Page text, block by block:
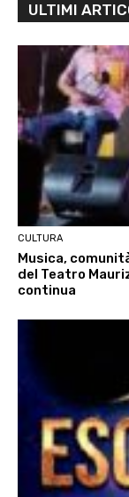
ULTIMI
CULTURA
Musica,
del Teatro
continua